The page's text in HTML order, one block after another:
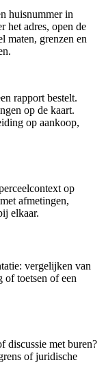
huisnummer in
het adres, open de
maten, grenzen en
rapport bestelt.
op de kaart.
op aankoop,
op
afmetingen,
elkaar.
vergelijken van
of toetsen of een
discussie met buren?
of juridische